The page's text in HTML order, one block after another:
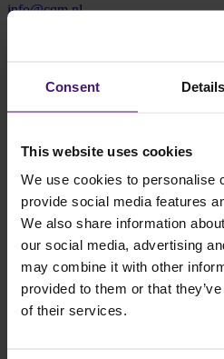
Consent Details
This website uses cookies
We use cookies to personalise
provide social media features
We also share information
our social media, advertising
may combine it with other
provided to them or that
of their services.
info@cqm.nl
5616 RM Eindhoven
Routebeschrijving
Je kunt jouw auto parkeren op de